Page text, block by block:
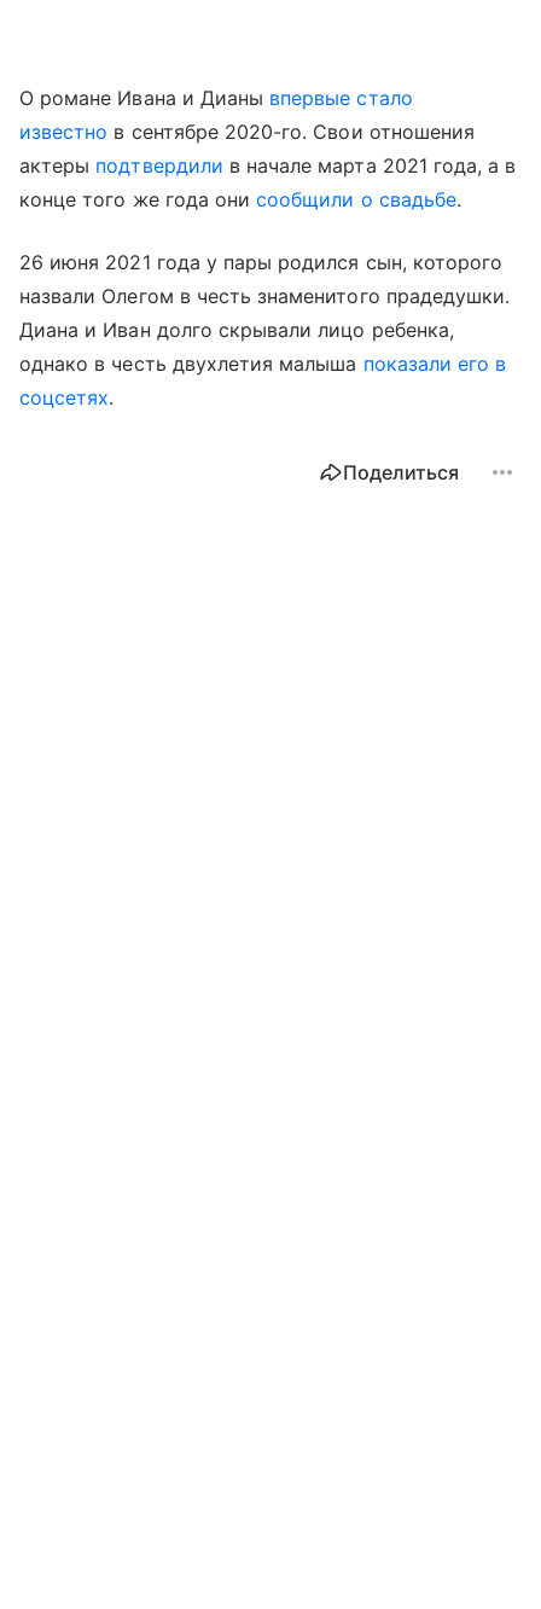
О романе Ивана и Дианы впервые стало
известно в сентябре 2020-го. Свои отношения
актеры подтвердили в начале марта 2021 года, а в
конце того же года онисообщили о свадьбе.
26 июня 2021 года у пары родился сын, которого
назвали Олегом в честь знаменитого прадедушки.
Диана и Иван долго скрывали лицо ребенка,
однако в честь двухлетия малыша показали его в
соцсетях.
Поделиться